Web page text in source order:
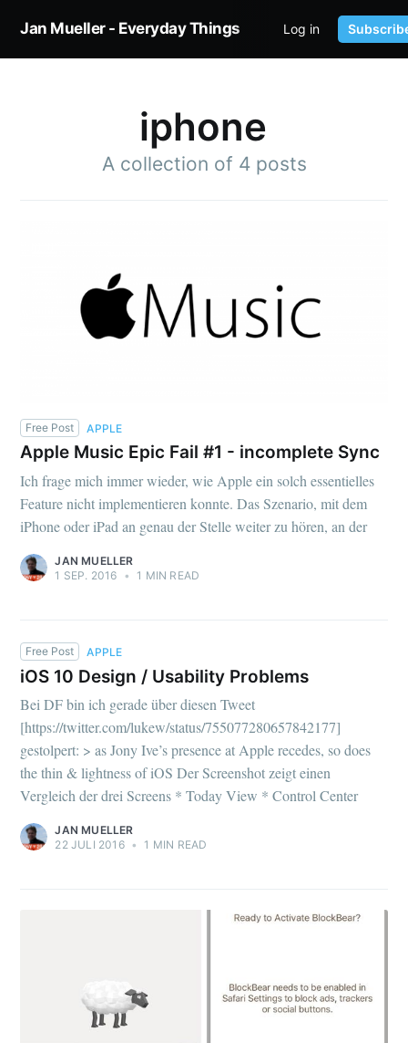
Jan Mueller - Everyday Things HOME TWITTER
Log in
iphone
A collection of 4 posts
Free Post APPLE
Apple Music Epic Fail #1 - incomplete Sync
Ich frage mich immer wieder, wie Apple ein solch essentielles
Feature nicht implementieren konnte. Das Szenario, mit dem
iPhone oder iPad an genau der Stelle weiter zu hören, an der
JAN MUELLER
1 SEP. 2016 • 1 MIN READ
Free Post APPLE
iOS 10 Design / Usability Problems
Bei DF bin ich gerade über diesen Tweet
[https://twitter.com/lukew/status/755077280657842177]
gestolpert: > as Jony Ive’s presence at Apple recedes, so does
the thin & lightness of iOS Der Screenshot zeigt einen
Vergleich der drei Screens * Today View * Control Center
JAN MUELLER
22 JULI 2016 • 1 MIN READ